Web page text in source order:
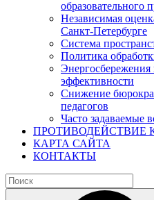
образовательного
Независимая
Санкт-Петербурге
Система
Политика
эффективности
Снижение
педагогов
Часто задаваемые
ПРОТИВОДЕЙСТВИЕ
КАРТА САЙТА
КОНТАКТЫ